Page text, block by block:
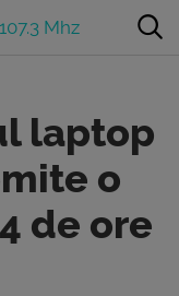
107.3 Mhz
laptop
o
de ore